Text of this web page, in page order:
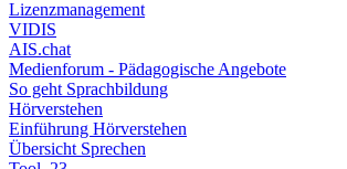
Lizenzmanagement
VIDIS
AIS.chat
Medienforum - Pädagogische Angebote
So geht Sprachbildung
Hörverstehen
Einführung Hörverstehen
Übersicht Sprechen